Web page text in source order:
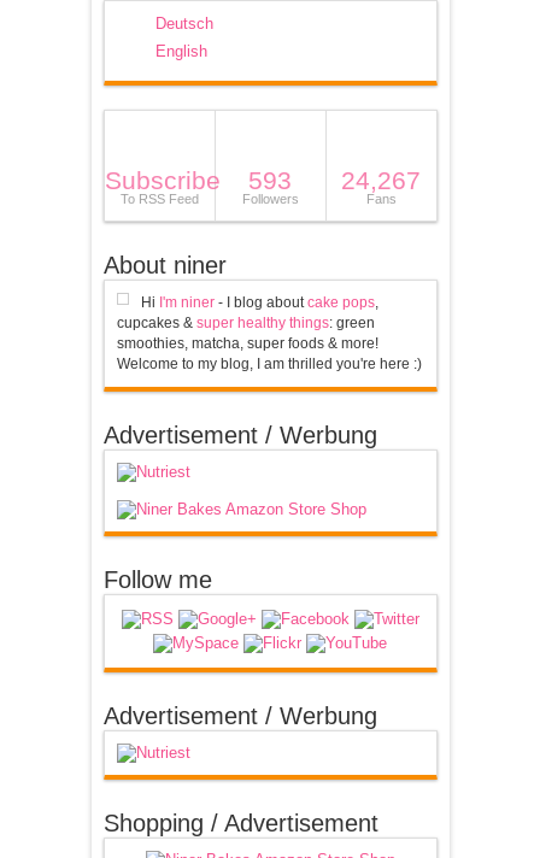
Deutsch
English
Subscribe
To RSS Feed
593
Followers
24,267
Fans
About niner
Hi I'm niner- I blog aboutcake pops,
cupcakes & super healthy things: green
smoothies, matcha, super foods & more!
Welcome to my blog, I am thrilled you're here :)
Advertisement / Werbung
Follow me
Advertisement / Werbung
Shopping / Advertisement